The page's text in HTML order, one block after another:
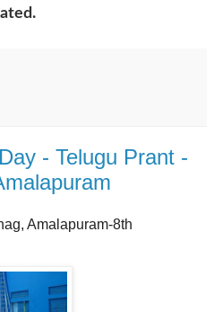
- Telugu Prant -
Amalapuram-8th